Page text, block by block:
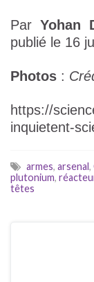
Par Yohan
publié le 16
Photos :
https://
inquietent-
armes, arsenal,
plutonium,
têtes